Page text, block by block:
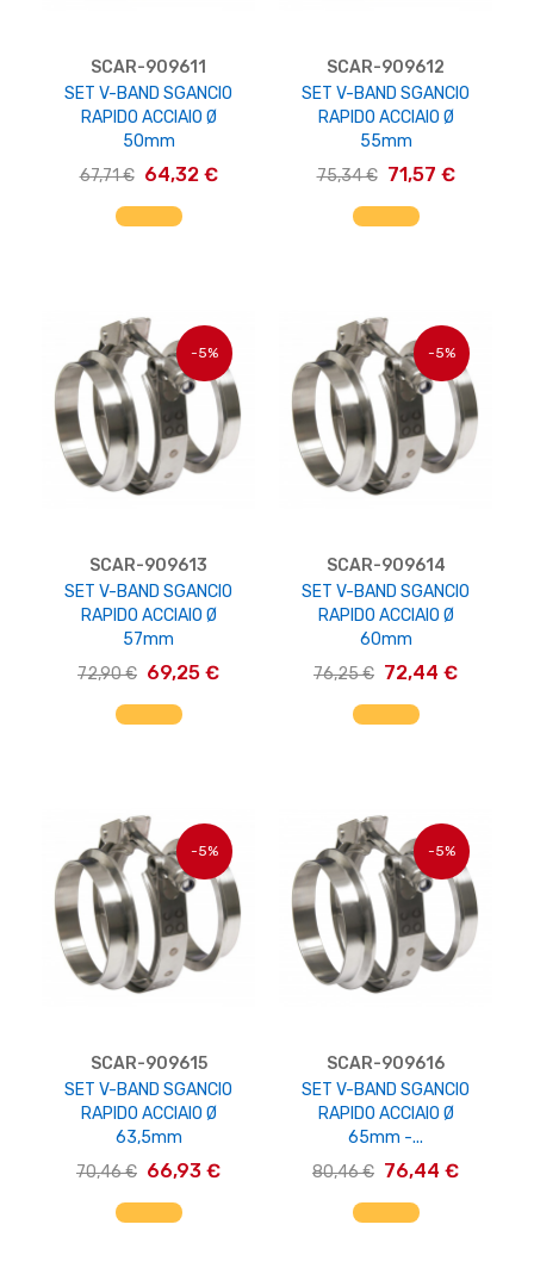
SCAR-909611
SET V-BAND SGANCIO
RAPIDO ACCIAIO Ø
50mm
67,71 € 64,32 €
AGGIUNGI AL CARRELLO
SCAR-909612
SET V-BAND SGANCIO
RAPIDO ACCIAIO Ø
55mm
75,34 € 71,57 €
AGGIUNGI AL CARRELLO
-5%
SCAR-909613
SET V-BAND SGANCIO
RAPIDO ACCIAIO Ø
57mm
72,90 € 69,25 €
AGGIUNGI AL CARRELLO
-5%
SCAR-909614
SET V-BAND SGANCIO
RAPIDO ACCIAIO Ø
60mm
76,25 € 72,44 €
AGGIUNGI AL CARRELLO
-5%
SCAR-909615
SET V-BAND SGANCIO
RAPIDO ACCIAIO Ø
63,5mm
70,46 € 66,93 €
AGGIUNGI AL CARRELLO
-5%
SCAR-909616
SET V-BAND SGANCIO
RAPIDO ACCIAIO Ø
65mm -...
80,46 € 76,44 €
AGGIUNGI AL CARRELLO